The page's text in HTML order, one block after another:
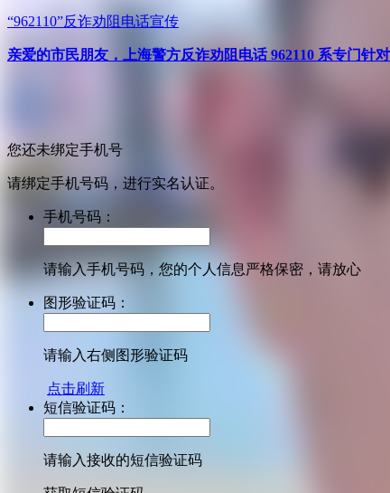
“962110”反诈劝阻电话宣传
亲爱的市民朋友，上海警方反诈劝阻电话 962110 系专门针
您还未绑定手机号
请绑定手机号码，进行实名认证。
手机号码：
请输入手机号码，您的个人信息严格保密，请放心
图形验证码：
请输入右侧图形验证码
点击刷新
短信验证码：
请输入接收的短信验证码